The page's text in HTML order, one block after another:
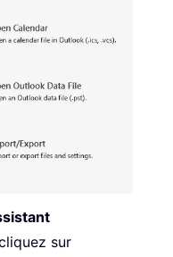
sur